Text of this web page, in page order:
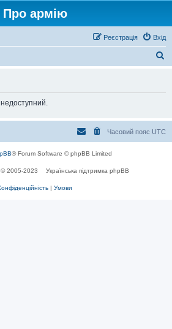
Про армію
Вхід
Реєстрація
Часовий пояс UTC
® Forum Software © phpBB Limited
© 2005-2023 Українська підтримка phpBB
| Умови